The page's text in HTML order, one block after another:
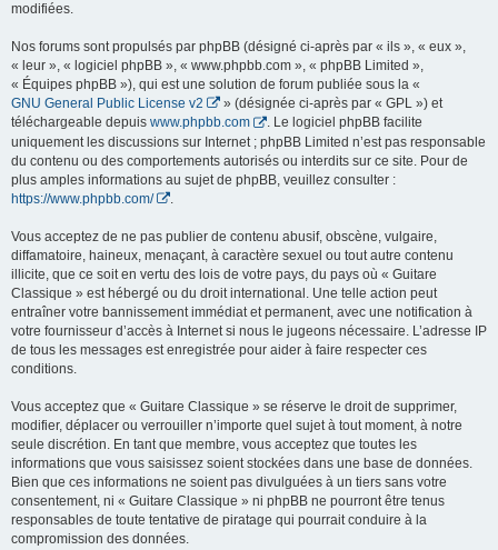
modifiées.
Nos forums sont propulsés par phpBB (désigné ci-après par « ils », « eux »,
« leur », « logiciel phpBB », « www.phpbb.com », « phpBB Limited »,
« Équipes phpBB »), qui est une solution de forum publiée sous la «
GNU General Public License v2
» (désignée ci-après par « GPL ») et
téléchargeable depuis www.phpbb.com
. Le logiciel phpBB facilite
uniquement les discussions sur Internet ; phpBB Limited n’est pas responsable
du contenu ou des comportements autorisés ou interdits sur ce site. Pour de
plus amples informations au sujet de phpBB, veuillez consulter :
https://www.phpbb.com/
Vous acceptez de ne pas publier de contenu abusif, obscène, vulgaire,
diffamatoire, haineux, menaçant, à caractère sexuel ou tout autre contenu
illicite, que ce soit en vertu des lois de votre pays, du pays où « Guitare
Classique » est hébergé ou du droit international. Une telle action peut
entraîner votre bannissement immédiat et permanent, avec une notification à
votre fournisseur d’accès à Internet si nous le jugeons nécessaire. L’adresse IP
de tous les messages est enregistrée pour aider à faire respecter ces
conditions.
Vous acceptez que « Guitare Classique » se réserve le droit de supprimer,
modifier, déplacer ou verrouiller n’importe quel sujet à tout moment, à notre
seule discrétion. En tant que membre, vous acceptez que toutes les
informations que vous saisissez soient stockées dans une base de données.
Bien que ces informations ne soient pas divulguées à un tiers sans votre
consentement, ni « Guitare Classique » ni phpBB ne pourront être tenus
responsables de toute tentative de piratage qui pourrait conduire à la
compromission des données.